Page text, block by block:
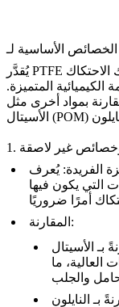
يُقدَّر PTFE لمزيجه الفريد من الخصائص، بما في ذلك الاحتكاك
الكيميائية المتميزة.
بمواد أخرى مثل
الأسيتال (POM)
غير لاصقة
الفريدة: يُعرف PTFE بمعامل احتكاكه المنخفض (0.05)،
التي يكون فيها
المقارنة :
بـ
ما
بـ